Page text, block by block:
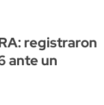
registraron
ante un